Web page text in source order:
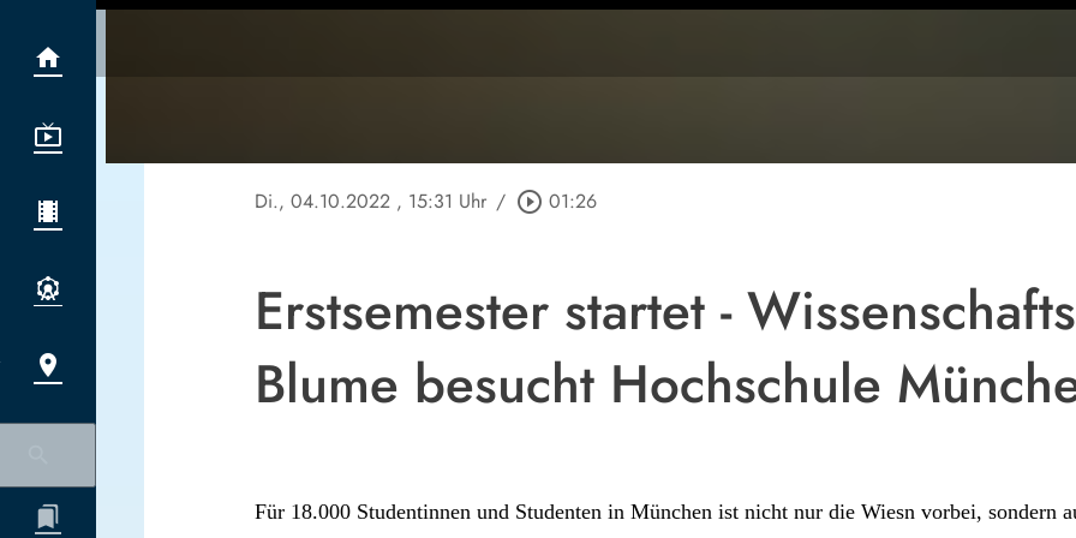
Di., 04.10.2022 , 15:31 Uhr / play_circle_outline 01:26
Erstsemester startet -
Blume besucht Hochschule
Für 18.000 Studentinnen und Studenten in München ist nicht nur die Wiesn vorbei, sondern